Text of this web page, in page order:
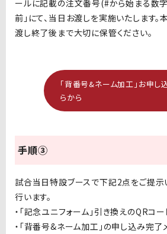
ールに記載の注文番号(#から始まる数
前」にて、当日お渡しを実施いたします。
渡し終了後まで大切に保管ください。
「背番号&ネーム加工」お申し
らから
手順③
試合当日特設ブースで下記2点をご提示
行います。
・「記念ユニフォーム」引き換えのQRコー
・「背番号&ネーム加工」の申し込み完